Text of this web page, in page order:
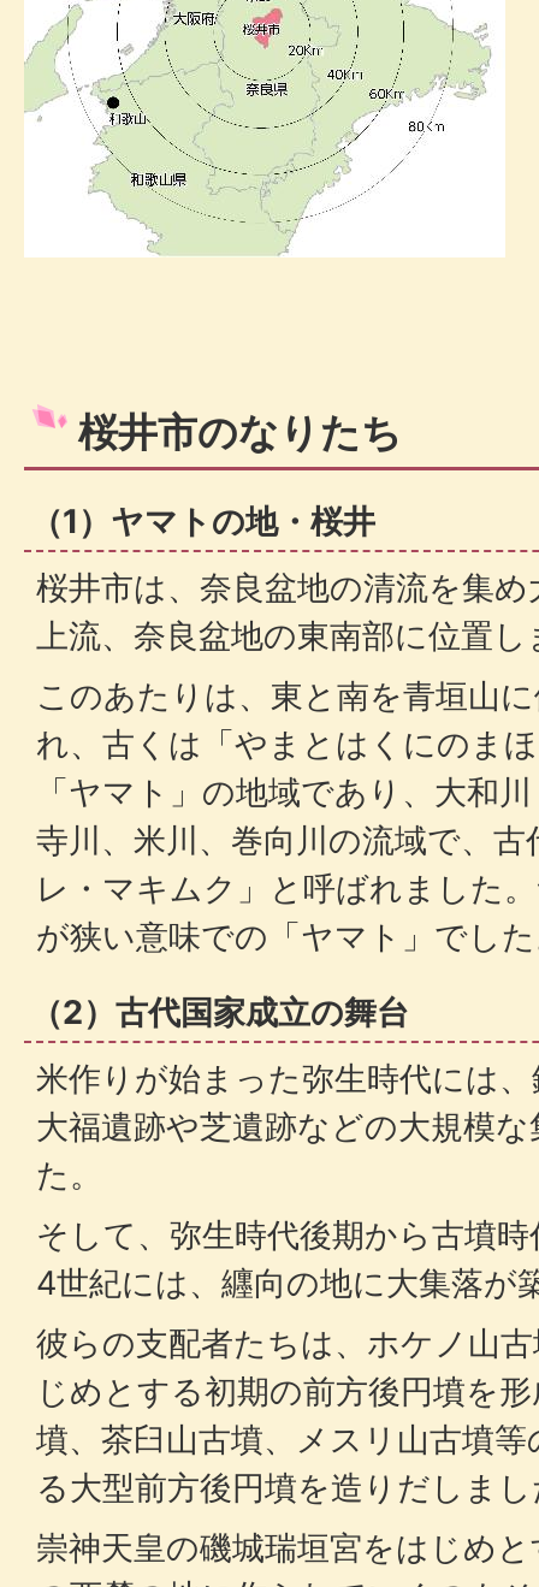
桜井市のなりたち
（1）ヤマトの地・桜井
桜井市は、奈良盆地の清流を集
上流、奈良盆地の東南部に位置し
このあたりは、東と南を青垣山
れ、古くは「やまとはくにのま
「ヤマト」の地域であり、大和
寺川、米川、巻向川の流域で、
レ・マキムク」と呼ばれました
が狭い意味での「ヤマト」でし
（2）古代国家成立の舞台
米作りが始まった弥生時代には
大福遺跡や芝遺跡などの大規模
た。
そして、弥生時代後期から古墳
4世紀には、纒向の地に大集落が
彼らの支配者たちは、ホケノ山
じめとする初期の前方後円墳を
墳、茶臼山古墳、メスリ山古墳
る大型前方後円墳を造りだしま
崇神天皇の磯城瑞垣宮をはじめ